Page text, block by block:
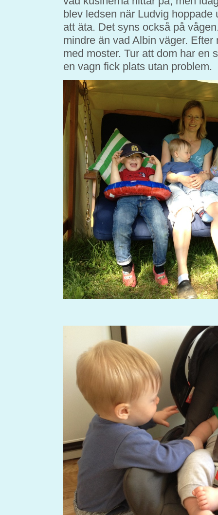
blev ledsen när Ludvig
att äta. Det syns också på
mindre än vad Albin väger.
med moster. Tur att dom har en
en vagn fick plats utan problem.